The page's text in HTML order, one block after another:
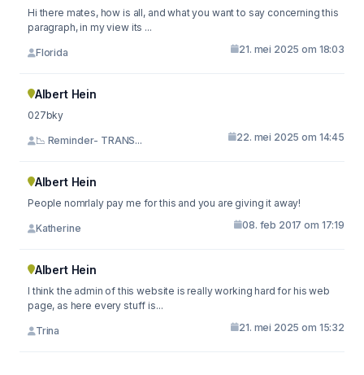
Hi there mates, how is all, and what you want to say concerning this
paragraph, in my view its ...
Florida 21. mei 2025 om 18:03
Albert Hein
027bky
📉 Reminder- TRANS... 22. mei 2025 om 14:45
Albert Hein
People nomrlaly pay me for this and you are giving it away!
Katherine 08. feb 2017 om 17:19
Albert Hein
I think the admin of this website is really working hard for his web
page, as here every stuff is...
Trina 21. mei 2025 om 15:32